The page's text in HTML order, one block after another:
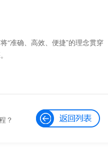
准确、高效、便捷”的理念贯穿
？